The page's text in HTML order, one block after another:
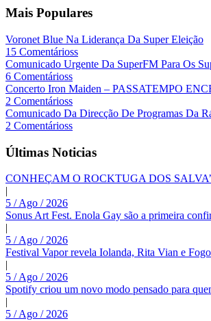
Mais Populares
Voronet Blue Na Liderança Da Super Eleição
15 Comentárioss
Comunicado Urgente Da SuperFM Para Os
6 Comentárioss
Concerto Iron Maiden – PASSATEMPO
2 Comentárioss
Comunicado Da Direcção De Programas Da
2 Comentárioss
Últimas Noticias
CONHEÇAM O ROCKTUGA DOS
|
5 / Ago / 2026
Sonus Art Fest. Enola Gay são a primeira
|
5 / Ago / 2026
Festival Vapor revela Iolanda, Rita Vian e
|
5 / Ago / 2026
Spotify criou um novo modo pensado para
|
5 / Ago / 2026